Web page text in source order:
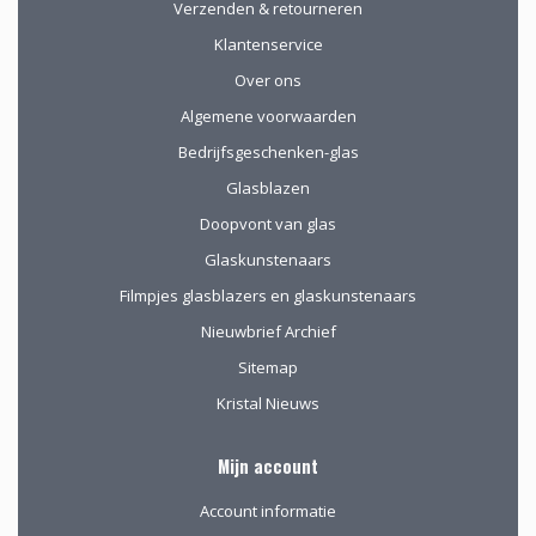
gewaardeerd.
Verzenden & retourneren
Klantenservice
Over ons
Algemene voorwaarden
Bedrijfsgeschenken-glas
Glasblazen
Doopvont van glas
Glaskunstenaars
Filmpjes glasblazers en glaskunstenaars
Nieuwbrief Archief
Sitemap
Kristal Nieuws
Mijn account
Account informatie